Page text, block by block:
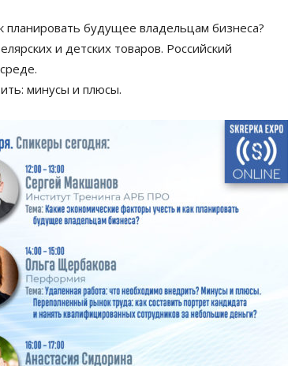
планировать будущее владельцам бизнеса?
и детских товаров. Российский
минусы и плюсы.